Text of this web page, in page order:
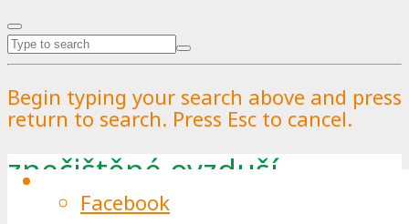
Begin typing your search above and press
return to search. Press Esc to cancel.
Facebook
znečištěné ovzduší